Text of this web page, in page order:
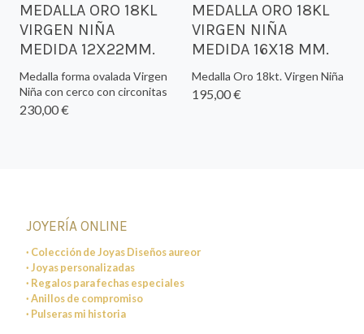
MEDALLA ORO 18KL
VIRGEN NIÑA
MEDIDA 12X22MM.
Medalla forma ovalada Virgen
Niña con cerco con circonitas
230,00 €
MEDALLA ORO 18KL
VIRGEN NIÑA
MEDIDA 16X18 MM.
Medalla Oro 18kt. Virgen Niña
195,00 €
JOYERÍA ONLINE
· Colección de Joyas Diseños aureor
· Joyas personalizadas
· Regalos para fechas especiales
· Anillos de compromiso
· Pulseras mi historia